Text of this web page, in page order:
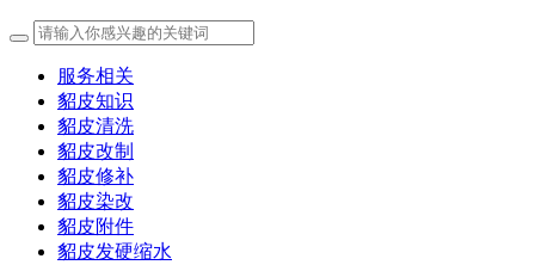
服务相关
貂皮知识
貂皮清洗
貂皮改制
貂皮修补
貂皮染改
貂皮附件
貂皮发硬缩水